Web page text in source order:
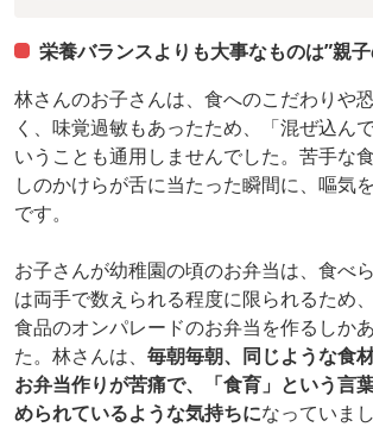
栄養バランスよりも大事なものは”親
林さんのお子さんは、食へのこだわりや
く、味覚過敏もあったため、「混ぜ込ん
いうことも通用しませんでした。苦手な
しのかけらが舌に当たった瞬間に、嘔気
です。
お子さんが幼稚園の頃のお弁当は、食べ
は両手で数えられる程度に限られるため
食品のオンパレードのお弁当を作るしか
た。林さんは、 毎朝毎朝、同じような食
お弁当作りが苦痛で、「食育」という言
められているような気持ちになっていまし